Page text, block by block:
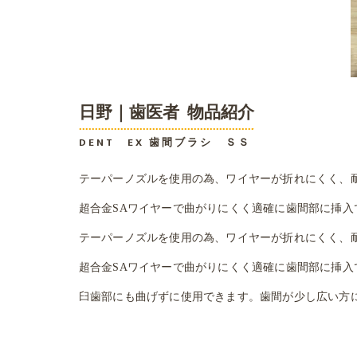
日野｜歯医者 物品紹介
DENT EX 歯間ブラシ ＳＳ
テーパーノズルを使用の為、ワイヤーが折れにくく、
超合金SAワイヤーで曲がりにくく適確に歯間部に挿入
テーパーノズルを使用の為、ワイヤーが折れにくく、
超合金SAワイヤーで曲がりにくく適確に歯間部に挿入
臼歯部にも曲げずに使用できます。歯間が少し広い方